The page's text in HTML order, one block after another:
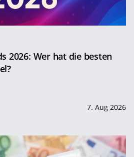
2026: Wer hat die besten
7. Aug 2026